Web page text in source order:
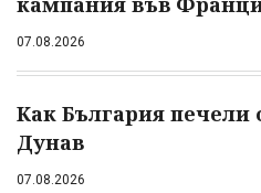
07.08.2026
Как България печели
Дунав
07.08.2026